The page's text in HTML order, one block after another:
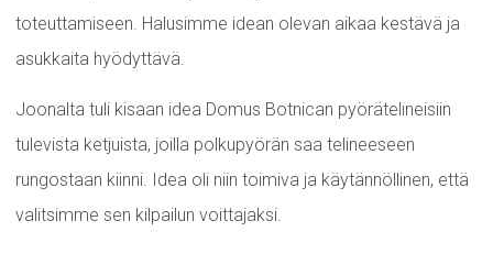
toteuttamiseen. Halusimme idean olevan aikaa kestävä ja
asukkaita hyödyttävä.
Joonalta tuli kisaan idea Domus Botnican pyörätelineisiin
tulevista ketjuista, joilla polkupyörän saa telineeseen
rungostaan kiinni. Idea oli niin toimiva ja käytännöllinen, että
valitsimme sen kilpailun voittajaksi.